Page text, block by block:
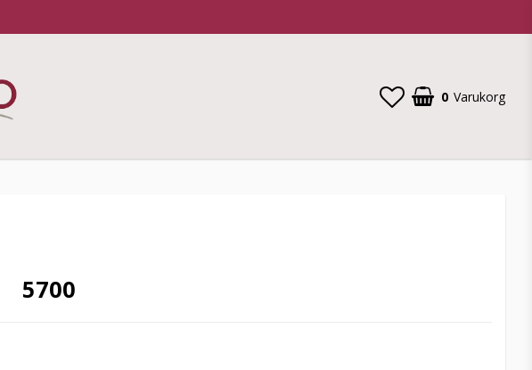
0 Varukorg
5700